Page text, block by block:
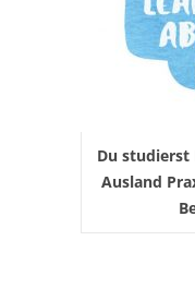
Du
Ausland